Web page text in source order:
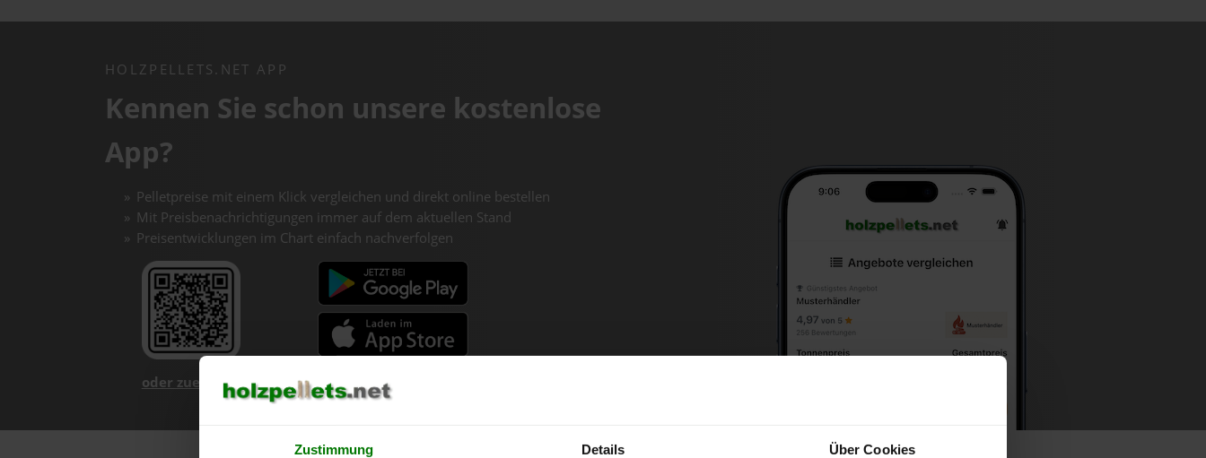
Zustimmung Details Über Cookies
HOLZPELLETS.NET APP
Kennen Sie schon unsere kostenlose
App?
Pelletpreise mit einem Klick vergleichen und direkt online bestellen
Mit Preisbenachrichtigungen immer auf dem aktuellen Stand
Preisentwicklungen im Chart einfach nachverfolgen
oder zuerst mehr über unsere App erfahren